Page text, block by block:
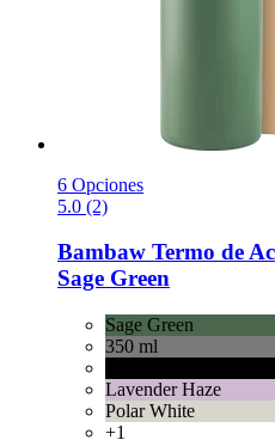
6 Opciones
5.0 (2)
Bambaw Termo de
Sage Green
Sage Green
350 ml
Lavender Haze
Polar White
+1